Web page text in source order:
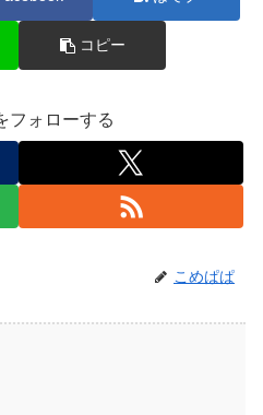
コピー
フォローする
こめぱぱ